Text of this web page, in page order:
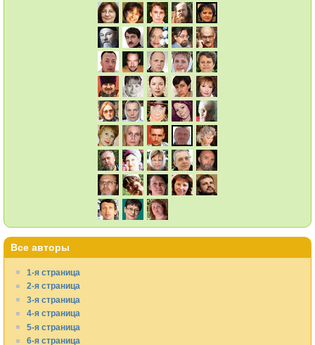
Все авторы
1-я страница
2-я страница
3-я страница
4-я страница
5-я страница
6-я страница